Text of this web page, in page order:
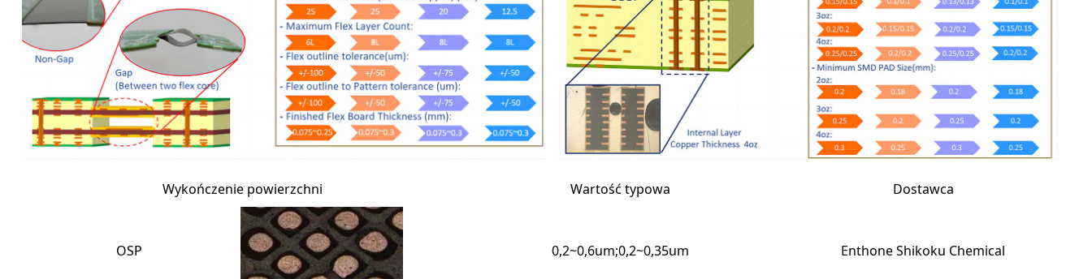
Wykończenie powierzchni Wartość typowa Dostawca
OSP 0,2~0,6um;0,2~0,35um Enthone Shikoku Chemical